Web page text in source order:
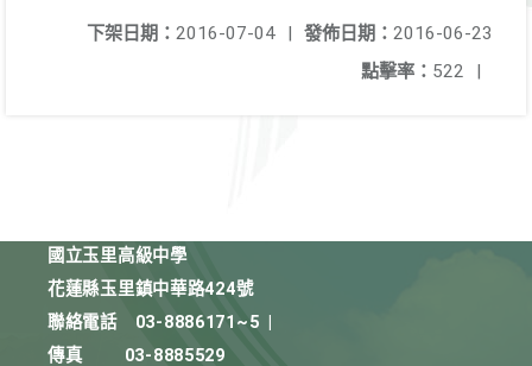
發佈日期： 2016-06-23
下架日期： 2016-07-04
|
點擊率： 522 |
國立玉里高級中學
花蓮縣玉里鎮中華路424號
聯絡電話
03-8886171~5
傳真
03-8885529